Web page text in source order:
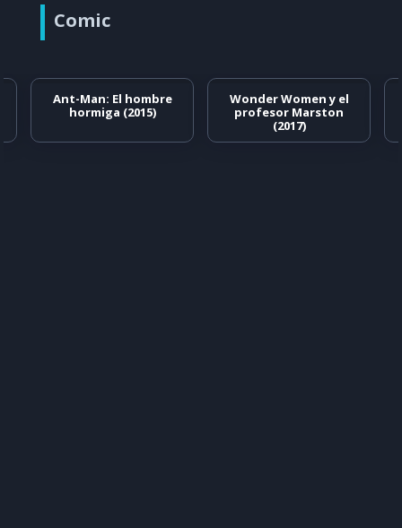
Comic
Ant-Man: El hombre
hormiga (2015)
Wonder Women y el
profesor Marston
(2017)